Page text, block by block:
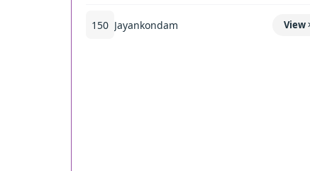
150 Jayankondam View